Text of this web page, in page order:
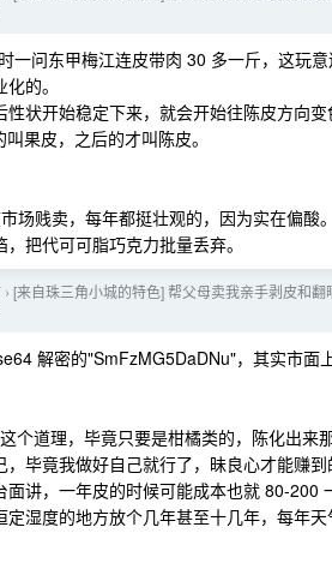
一问东甲梅江连皮带肉 30 多一斤，这玩
的。
性状开始稳定下来，就会开始往陈皮方向
果皮，之后的才叫陈皮。
场贱卖，每年都挺壮观的，因为实在偏
把代可可脂巧克力批量丢弃。
› [来自珠三角小城的特色] 帮父母卖我亲手剥皮和
解密的"SmFzMG5DaDNu"，其实市面
个道理，毕竟只要是柑橘类的，陈化出来
毕竟我做好自己就行了，昧良心才能赚
讲，一年皮的时候可能成本也就 80-200
湿度的地方放个几年甚至十几年，每年